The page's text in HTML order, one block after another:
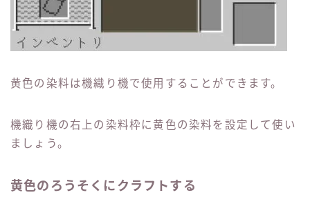
黄色の染料は機織り機で使用することができます。
機織り機の右上の染料枠に黄色の染料を設定して使い
ましょう。
黄色のろうそくにクラフトする